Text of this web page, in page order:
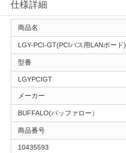
仕様詳細
商品名
LGY-PCI-GT(PCIバス用LANボード)
型番
LGYPCIGT
メーカー
BUFFALO(バッファロー）
商品番号
10435593